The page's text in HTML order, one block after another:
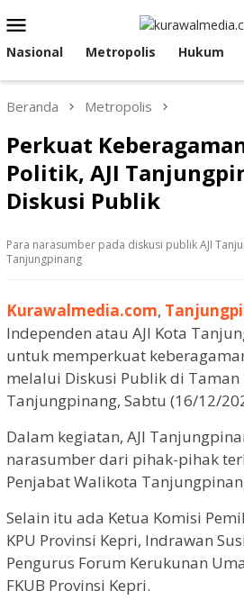
ke
kontenMobile
Nasional Metropolis Hukum
Beranda Metropolis
Perkuat
Politik, AJI
Diskusi Publik
Para narasumber pada diskusi publik AJI
Tanjungpinang
Kurawalmedia.com,
Independen atau AJI Kota
untuk memperkuat
melalui Diskusi Publik di Taman
Tanjungpinang, Sabtu (16/12/
Dalam kegiatan, AJI
narasumber dari pihak-pihak
Penjabat Walikota
Selain itu ada Ketua Komisi
KPU Provinsi Kepri, Indrawan
Pengurus Forum Kerukunan
FKUB Provinsi Kepri.